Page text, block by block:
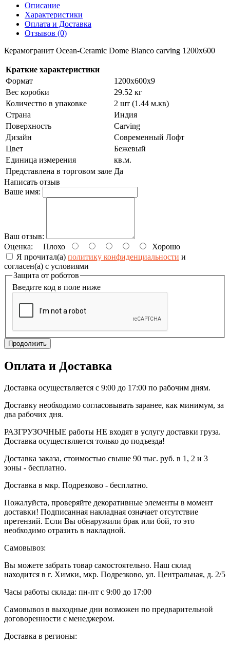
Описание
Характеристики
Оплата и Доставка
Отзывов (0)
Керамогранит Ocean-Ceramic Dome Bianco carving 1200х600
Краткие характеристики
Формат
1200х600х9
Вес коробки
29.52 кг
Количество в упаковке
2 шт (1.44 м.кв)
Страна
Индия
Поверхность
Carving
Дизайн
Современный Лофт
Цвет
Бежевый
Единица измерения
кв.м.
Представлена в торговом зале Да
Написать отзыв
Ваше имя:
Ваш отзыв:
Оценка: Плохо
Хорошо
Я прочитал(а) политику конфиденциальности и
согласен(а) с условиями
Защита от роботов
Введите код в поле ниже
Продолжить
Оплата и Доставка
Доставка осуществляется с 9:00 до 17:00 по рабочим дням.
Доставку необходимо согласовывать заранее, как минимум, за
два рабочих дня.
РАЗГРУЗОЧНЫЕ работы НЕ входят в услугу доставки груза.
Доставка осуществляется только до подъезда!
Доставка заказа, стоимостью свыше 90 тыс. руб. в 1, 2 и 3
зоны - бесплатно.
Доставка в мкр. Подрезково - бесплатно.
Пожалуйста, проверяйте декоративные элементы в момент
доставки! Подписанная накладная означает отсутствие
претензий. Если Вы обнаружили брак или бой, то это
необходимо отразить в накладной.
Самовывоз:
Вы можете забрать товар самостоятельно. Наш склад
находится в г. Химки, мкр. Подрезково, ул. Центральная, д. 2/5
Часы работы склада: пн-пт с 9:00 до 17:00
Самовывоз в выходные дни возможен по предварительной
договоренности с менеджером.
Доставка в регионы: